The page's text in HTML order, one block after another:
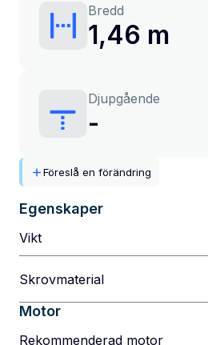
Bredd
1,46 m
Djupgående
-
Föreslå en förändring
Egenskaper
Vikt
Skrovmaterial
Motor
Rekommenderad motor